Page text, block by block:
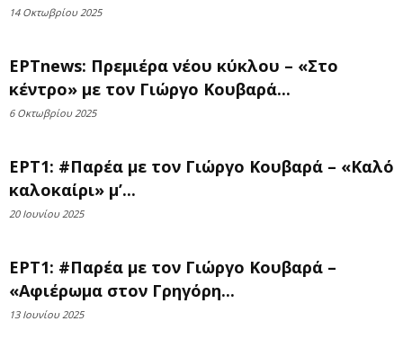
14 Οκτωβρίου 2025
ΕΡΤnews: Πρεμιέρα νέου κύκλου – «Στο
κέντρο» με τον Γιώργο Κουβαρά...
6 Οκτωβρίου 2025
ΕΡΤ1: #Παρέα με τον Γιώργο Κουβαρά – «Kαλό
καλοκαίρι» μ’...
20 Ιουνίου 2025
ΕΡΤ1: #Παρέα με τον Γιώργο Κουβαρά –
«Αφιέρωμα στον Γρηγόρη...
13 Ιουνίου 2025